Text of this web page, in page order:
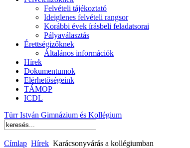
Felvételi tájékoztató
Ideiglenes felvételi rangsor
Korábbi évek írásbeli feladatsorai
Pályaválasztás
Érettségizőknek
Általános információk
Hírek
Dokumentumok
Elérhetőségeink
TÁMOP
ICDL
Türr István Gimnázium és Kollégium
Címlap Hírek Karácsonyvárás a kollégiumban